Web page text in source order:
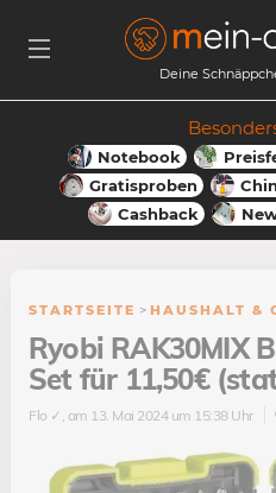
Deine
Notebook
Gratisproben
Cashback
STARTSEITE > HAUSHALT &
Ryobi RAK30MIX
Set für 11,50€
Flo ✓ , am 13. Mai 2024 um 15:38 Uhr